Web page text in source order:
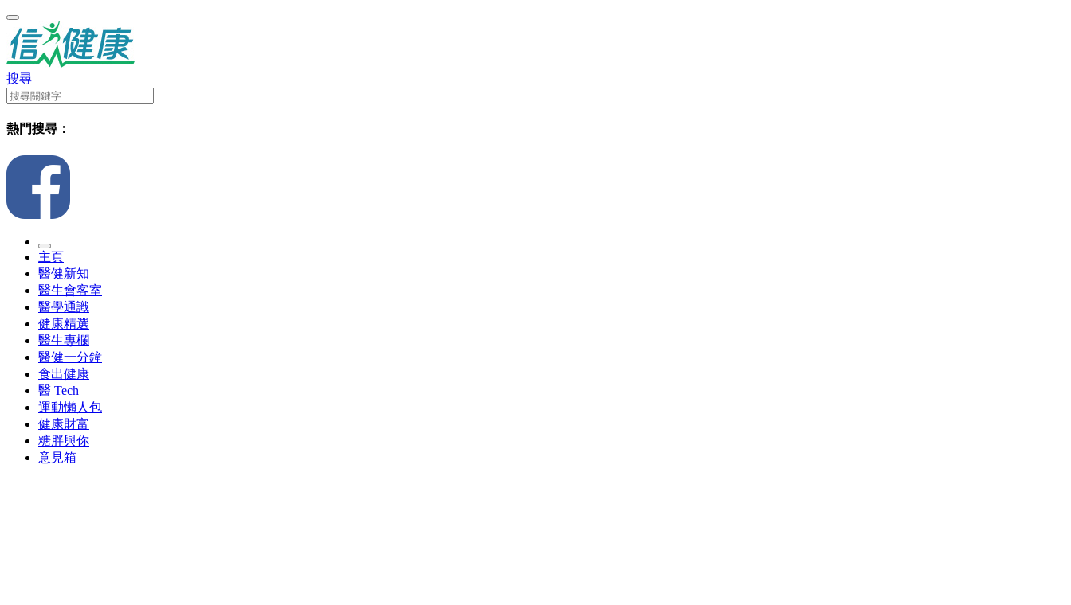
搜尋
熱門搜尋：
主頁
醫健新知
醫生會客室
醫學通識
健康精選
醫生專欄
醫健一分鐘
食出健康
醫 Tech
運動懶人包
健康財富
糖胖與你
意見箱